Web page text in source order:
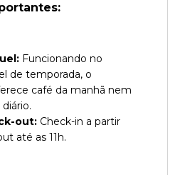
Funcionando no
de temporada, o
café da manhã nem
out: Check-in a partir
até as 11h.